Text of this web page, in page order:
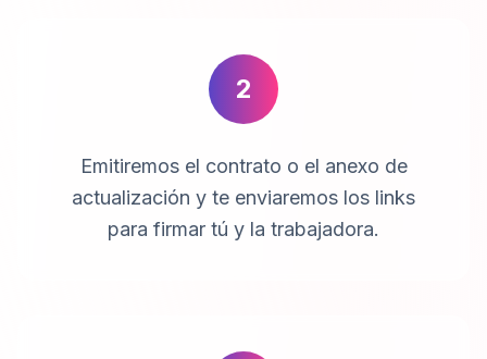
2
Emitiremos el contrato o el anexo de
actualización y te enviaremos los links
para firmar tú y la trabajadora.